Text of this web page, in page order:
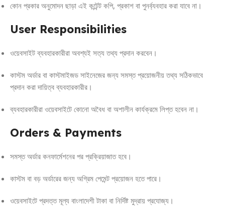
কোন প্রকার অনুমোদন ছাড়া এই কন্টেন্ট কপি, প্রকাশ বা পুনর্ব্যবহার করা যাবে না।
User Responsibilities
ওয়েবসাইট ব্যবহারকারীরা অবশ্যই সত্য তথ্য প্রদান করবেন।
কাস্টম অর্ডার বা কাস্টমাইজড সাইনেজের জন্য সমস্ত প্রয়োজনীয় তথ্য সঠিকভাবে
প্রদান করা দায়িত্ব ব্যবহারকারীর।
ব্যবহারকারীরা ওয়েবসাইটে কোনো অবৈধ বা অশালীন কার্যক্রমে লিপ্ত হবেন না।
Orders & Payments
সমস্ত অর্ডার কনফার্মেশনের পর প্রক্রিয়াজাত হবে।
কাস্টম বা বড় অর্ডারের জন্য অগ্রিম পেমেন্ট প্রয়োজন হতে পারে।
ওয়েবসাইটে প্রদত্ত মূল্য বাংলাদেশী টাকা বা নির্দিষ্ট মুদ্রায় প্রযোজ্য।